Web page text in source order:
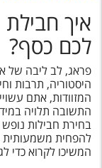
חבילות נופש
הרגע האחרון
חבילות
טיסות לחו"ל
מלונות בחו"ל
Русский
איך
לכם כסף?
פראג, לב ליבה של
היסטוריה, תרבות
המזוודות, אתם
התשובה תלויה
בחירת חבילות נופש
להפחית משמעותית
המשיכו לקרוא כדי